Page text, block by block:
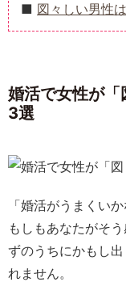
図々しい男性
婚活で女性が
3選
「婚活がうまくい
もしもあなたがそ
ずのうちにかもし
れません。